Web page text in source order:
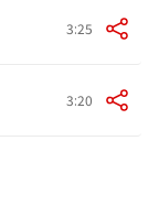
3:25
3:20